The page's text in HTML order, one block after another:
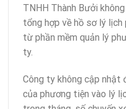
TNHH Thành Bưởi
tổng hợp về hồ sơ lý
từ phần mềm quản lý
ty.
Công ty không cập nhật
của phương tiện vào lý